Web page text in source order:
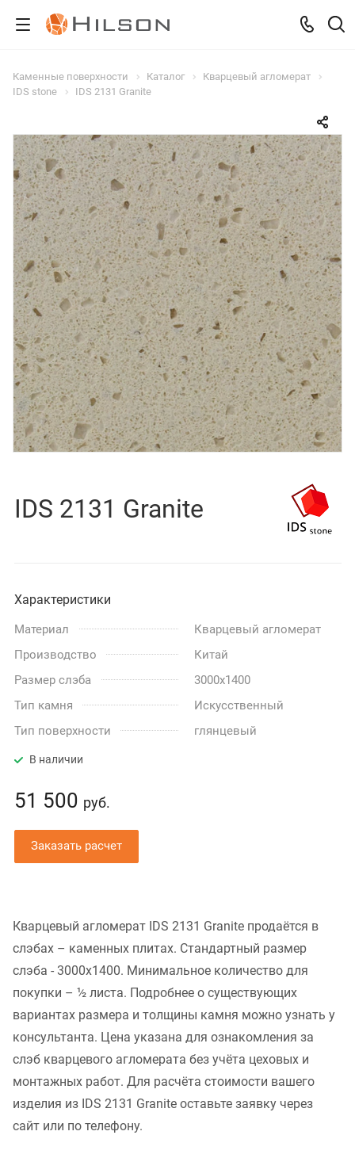
Каменные поверхности Каталог
Кварцевый агломерат
IDS stone
IDS 2131 Granite
IDS 2131 Granite
Характеристики
Материал
Кварцевый агломерат
Производство
Китай
Размер слэба
3000x1400
Тип камня
Искусственный
Тип поверхности
глянцевый
В наличии
51 500 руб.
Заказать расчет
Кварцевый агломерат IDS 2131 Granite продаётся в
слэбах – каменных плитах. Стандартный размер
слэба - 3000x1400. Минимальное количество для
покупки – ½ листа. Подробнее о существующих
вариантах размера и толщины камня можно узнать у
консультанта. Цена указана для ознакомления за
слэб кварцевого агломерата без учёта цеховых и
монтажных работ. Для расчёта стоимости вашего
изделия из IDS 2131 Granite оставьте заявку через
сайт или по телефону.